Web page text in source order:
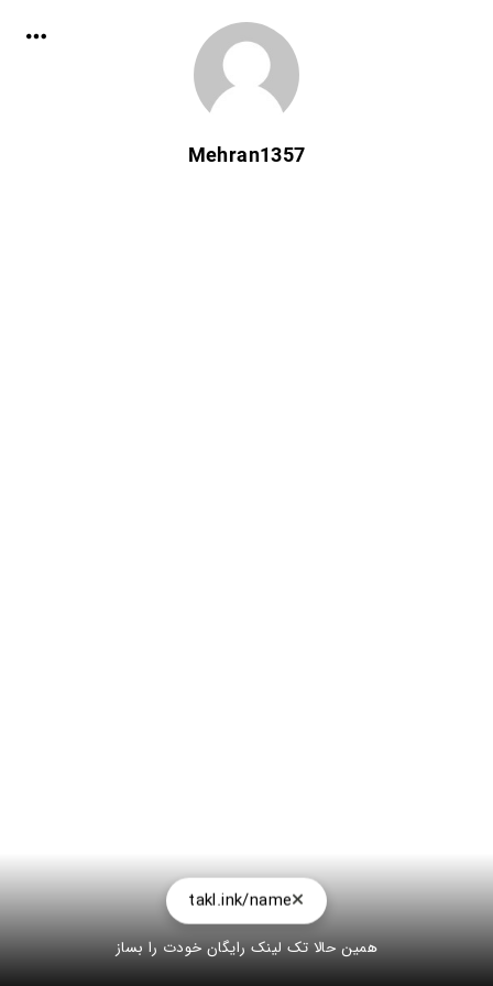
Mehran1357
takl.ink/name
همین حالا تک لینک رایگان خودت را بساز